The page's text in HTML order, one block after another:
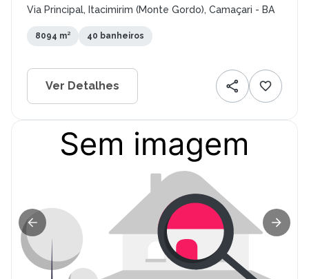
Via Principal, Itacimirim (Monte Gordo), Camaçari - BA
8094 m² 40 banheiros
Ver Detalhes